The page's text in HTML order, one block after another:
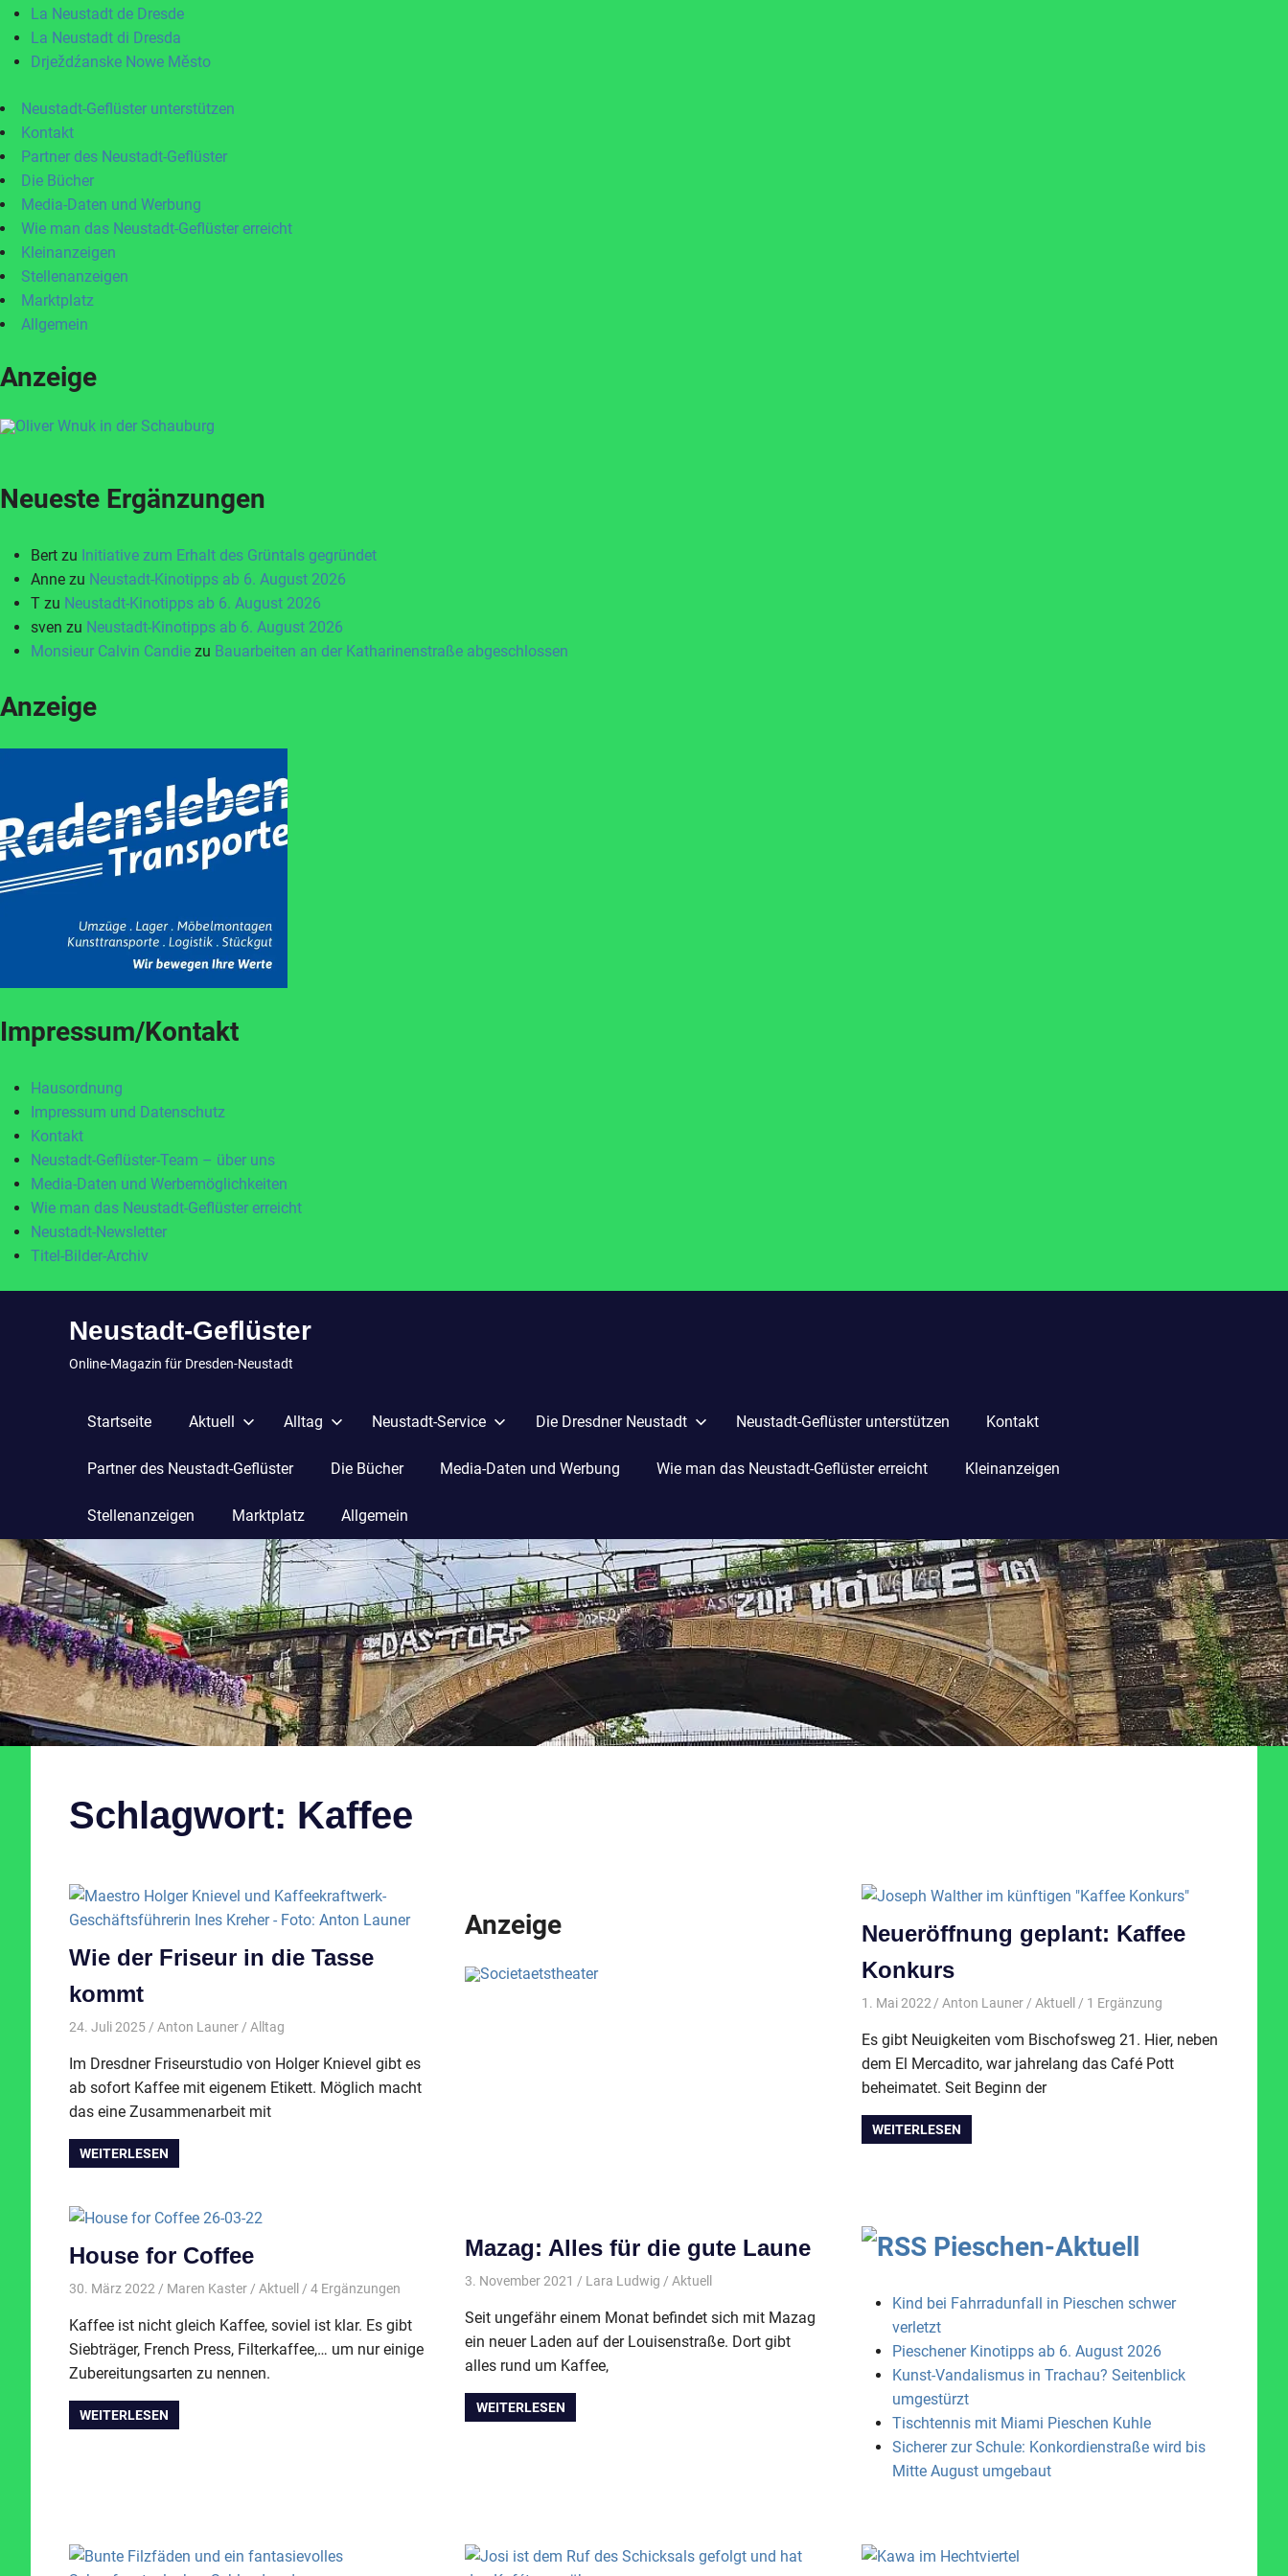
La Neustadt de Dresde
La Neustadt di Dresda
Drježdźanske Nowe Město
Neustadt-Geflüster unterstützen
Kontakt
Partner des Neustadt-Geflüster
Die Bücher
Media-Daten und Werbung
Wie man das Neustadt-Geflüster erreicht
Kleinanzeigen
Stellenanzeigen
Marktplatz
Allgemein
Anzeige
Neueste Ergänzungen
Bert zu Initiative zum Erhalt des Grüntals gegründet
Anne zu Neustadt-Kinotipps ab 6. August 2026
T zu Neustadt-Kinotipps ab 6. August 2026
sven zu Neustadt-Kinotipps ab 6. August 2026
Monsieur Calvin Candie zu Bauarbeiten an der Katharinenstraße abgeschlossen
Anzeige
Impressum/Kontakt
Hausordnung
Impressum und Datenschutz
Kontakt
Neustadt-Geflüster-Team – über uns
Media-Daten und Werbemöglichkeiten
Wie man das Neustadt-Geflüster erreicht
Neustadt-Newsletter
Titel-Bilder-Archiv
Neustadt-Geflüster
Online-Magazin für Dresden-Neustadt
Startseite Aktuell Alltag Neustadt-Service Die Dresdner Neustadt Neustadt-Geflüster unterstützen Kontakt
Partner des Neustadt-Geflüster Die Bücher Media-Daten und Werbung Wie man das Neustadt-Geflüster erreicht Kleinanzeigen
Stellenanzeigen Marktplatz Allgemein
Schlagwort: Kaffee
Wie der Friseur in die Tasse
kommt
24. Juli 2025 Anton Launer Alltag
Im Dresdner Friseurstudio von Holger Knievel gibt es
ab sofort Kaffee mit eigenem Etikett. Möglich macht
das eine Zusammenarbeit mit
WEITERLESEN
Anzeige
Neueröffnung geplant: Kaffee
Konkurs
1. Mai 2022 Anton Launer Aktuell / 1 Ergänzung
Es gibt Neuigkeiten vom Bischofsweg 21. Hier, neben
dem El Mercadito, war jahrelang das Café Pott
beheimatet. Seit Beginn der
WEITERLESEN
House for Coffee
30. März 2022 Maren Kaster Aktuell/ 4 Ergänzungen
Kaffee ist nicht gleich Kaffee, soviel ist klar. Es gibt
Siebträger, French Press, Filterkaffee,… um nur einige
Zubereitungsarten zu nennen.
WEITERLESEN
Mazag: Alles für die gute Laune
3. November 2021 Lara Ludwig Aktuell
Seit ungefähr einem Monat befindet sich mit Mazag
ein neuer Laden auf der Louisenstraße. Dort gibt
alles rund um Kaffee,
WEITERLESEN
Pieschen-Aktuell
Kind bei Fahrradunfall in Pieschen schwer
verletzt
Pieschener Kinotipps ab 6. August 2026
Kunst-Vandalismus in Trachau? Seitenblick
umgestürzt
Tischtennis mit Miami Pieschen Kuhle
Sicherer zur Schule: Konkordienstraße wird bis
Mitte August umgebaut